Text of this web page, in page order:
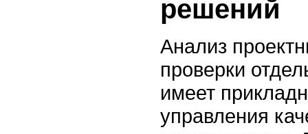
решений
Анализ
проверки
имеет
управления